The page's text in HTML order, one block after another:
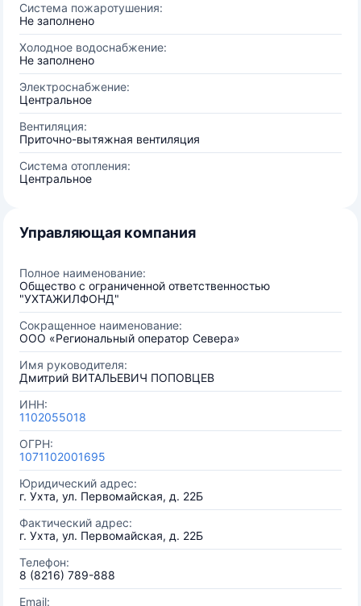
Система пожаротушения:
Не заполнено
Холодное водоснабжение:
Не заполнено
Электроснабжение:
Центральное
Вентиляция:
Приточно-вытяжная вентиляция
Система отопления:
Центральное
Управляющая компания
Полное наименование:
Общество с ограниченной ответственностью
"УХТАЖИЛФОНД"
Сокращенное наименование:
ООО «Региональный оператор Севера»
Имя руководителя:
Дмитрий ВИТАЛЬЕВИЧ ПОПОВЦЕВ
ИНН:
1102055018
ОГРН:
1071102001695
Юридический адрес:
г. Ухта, ул. Первомайская, д. 22Б
Фактический адрес:
г. Ухта, ул. Первомайская, д. 22Б
Телефон:
8 (8216) 789-888
Email: